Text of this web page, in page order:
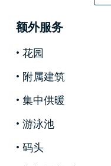
的优势，而令人愉
角落，让您在夏季尽
菜园和停车场完善
有巨大建筑影响力
额外服务
花园
附属建筑
集中供暖
游泳池
码头